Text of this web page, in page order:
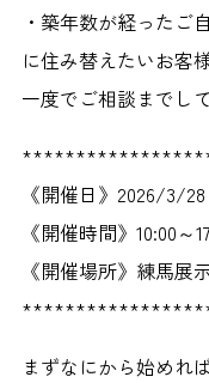
・築年数が経ったご
に住み替えたいお客
一度でご相談までし
《開催日》2026/3/
《開催時間》10:00～
《開催場所》練馬展
まずなにから始めれ